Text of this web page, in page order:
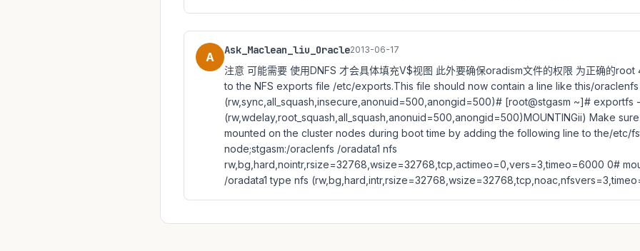
A Ask_Maclean_liu_Oracle2013-06-17
注意 可能需要 使用DNFS 才会具体填充V$视图 此外要确保oradism文件的权限 为正确的
to the NFS exports file /etc/exports.This file should now contain a line like this/
(rw,sync,all_squash,insecure,anonuid=500,anongid=500)# [root@stgasm ~]# exportfs
(rw,wdelay,root_squash,all_squash,anonuid=500,anongid=500)MOUNTINGii) Make
mounted on the cluster nodes during boot time by adding the following line to the/etc/
node;stgasm:/oraclenfs /oradata1 nfs
rw,bg,hard,nointr,rsize=32768,wsize=32768,tcp,actimeo=0,vers=3,timeo=6000 0#
/oradata1 type nfs